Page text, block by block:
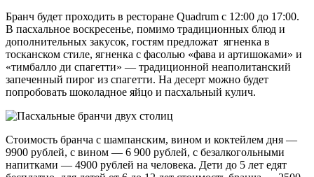
Бранч будет проходить в ресторане Quadrum с 12:00 до 17:00.
В пасхальное воскресенье, помимо традиционных блюд и
дополнительных закусок, гостям предложат ягненка в
тосканском стиле, ягненка с фасолью «фава и артишоками» и
«тимбалло ди спагетти» — традиционной неаполитанский
запеченный пирог из спагетти. На десерт можно будет
попробовать шоколадное яйцо и пасхальный кулич.
Стоимость бранча с шампанским, вином и коктейлем дня —
9900 рублей, с вином — 6 900 рублей, с безалкогольными
напитками — 4900 рублей на человека. Дети до 5 лет едят